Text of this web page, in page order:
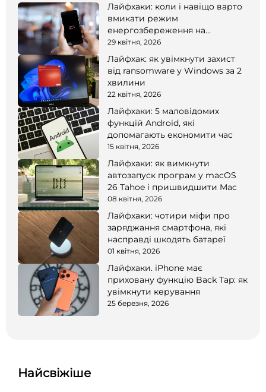
Лайфхаки: коли і навіщо варто
вмикати режим
енергозбереження на
смартфоні
29 квітня, 2026
Лайфхак: як увімкнути захист
від ransomware у Windows за 2
хвилини
22 квітня, 2026
Лайфхаки: 5 маловідомих
функцій Android, які
допомагають економити час
15 квітня, 2026
Лайфхаки: як вимкнути
автозапуск програм у macOS
26 Tahoe і пришвидшити Mac
08 квітня, 2026
Лайфхаки: чотири міфи про
заряджання смартфона, які
насправді шкодять батареї
01 квітня, 2026
Лайфхаки. iPhone має
приховану функцію Back Tap: як
увімкнути керування
25 березня, 2026
Найсвіжіше